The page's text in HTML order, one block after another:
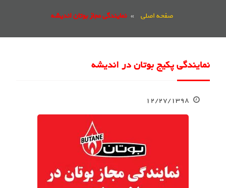
صفحه اصلی » نمایندگی مجاز بوتان اندیشه
نمایندگی پکیج بوتان در اندیشه
۱۲/۲۷/۱۳۹۸